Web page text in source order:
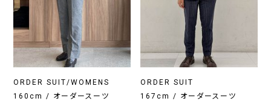
ORDER SUIT/WOMENS
160cm / オーダースーツ
ORDER SUIT
167cm / オーダースーツ